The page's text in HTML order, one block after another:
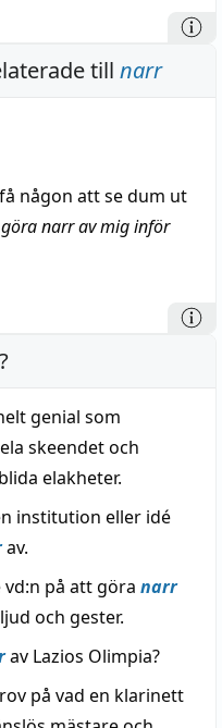
till narr
någon att se dum ut
narr av mig inför
?
genial som
skeendet och
elakheter.
institution eller idé
av.
på att göra narr
och gester.
av Lazios Olimpia?
på vad en klarinett